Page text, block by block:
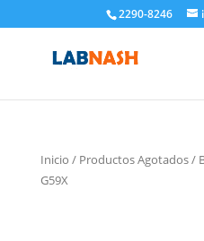
2290-8246
Inicio / Productos Agotados/
G59X